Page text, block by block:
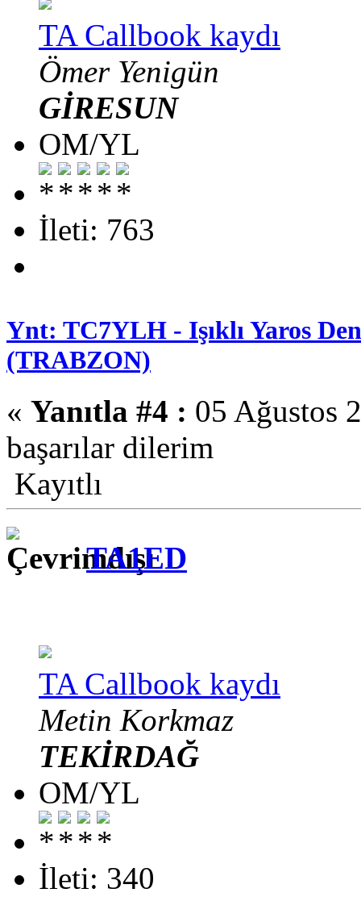
TA Callbook kaydı
Ömer Yenigün
GİRESUN
OM/YL
İleti: 763
Ynt: TC7YLH - Işıklı Yaros
(TRABZON)
« Yanıtla #4 : 05 Ağustos
başarılar dilerim
Kayıtlı
TA1ED
TA Callbook kaydı
Metin Korkmaz
TEKİRDAĞ
OM/YL
İleti: 340